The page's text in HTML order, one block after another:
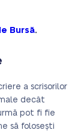
Bursă.
a scrisorilor
decât
pot fi fie
să folosești